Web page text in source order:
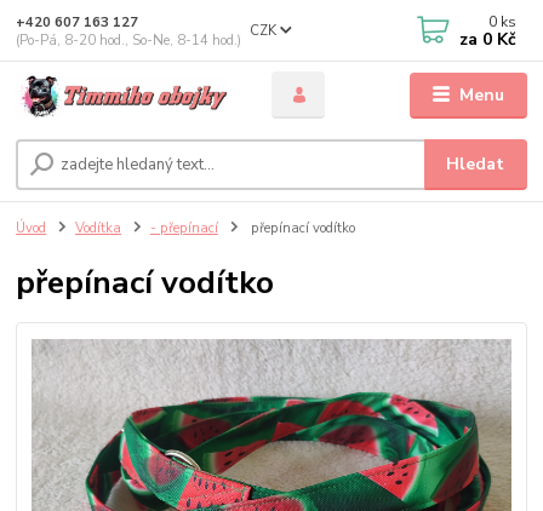
Menu
CZK
Hledat
+420 607 163 127
(Po-Pá, 8-20 hod., So-Ne, 8-14 hod.)
0 ks
za 0 Kč
Úvod Vodítka - přepínací přepínací vodítko
přepínací vodítko